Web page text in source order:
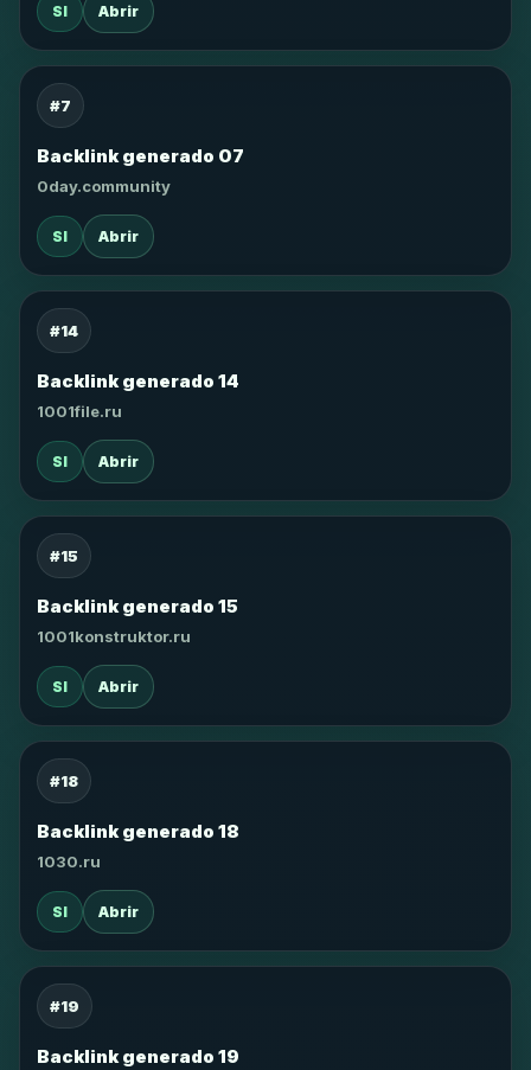
SI Abrir
#7
Backlink generado 07
0day.community
SI Abrir
#14
Backlink generado 14
1001file.ru
SI Abrir
#15
Backlink generado 15
1001konstruktor.ru
SI Abrir
#18
Backlink generado 18
1030.ru
SI Abrir
#19
Backlink generado 19